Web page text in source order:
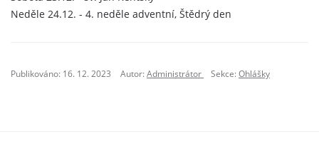
Neděle 24.12. - 4. neděle adventní, Štědrý den
Publikováno: 16. 12. 2023 Autor:Administrátor Sekce:Ohlášky